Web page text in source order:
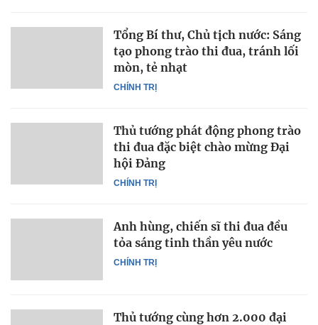
CHÍNH TRỊ
Tổng Bí thư, Chủ tịch nước: Sáng
tạo phong trào thi đua, tránh lối
mòn, tẻ nhạt
CHÍNH TRỊ
Thủ tướng phát động phong trào
thi đua đặc biệt chào mừng Đại
hội Đảng
CHÍNH TRỊ
Anh hùng, chiến sĩ thi đua đều
tỏa sáng tinh thần yêu nước
Thủ tướng cùng hơn 2.000 đại